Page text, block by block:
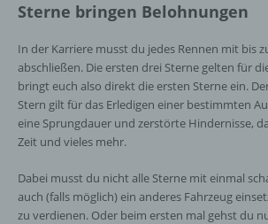
Sterne bringen Belohnungen
In der Karriere musst du jedes Rennen mit bis
abschließen. Die ersten drei Sterne gelten für
bringt euch also direkt die ersten Sterne ein.
Stern gilt für das Erledigen einer bestimmten
eine Sprungdauer und zerstörte Hindernisse,
Zeit und vieles mehr.
Dabei musst du nicht alle Sterne mit einmal
auch (falls möglich) ein anderes Fahrzeug
zu verdienen. Oder beim ersten mal gehst du